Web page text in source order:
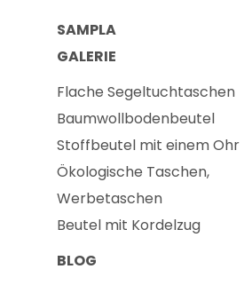
GALERIE
Flache Segeltuchtaschen
Baumwollbodenbeutel
Stoffbeutel mit einem Ohr
Ökologische Taschen,
Werbetaschen
Beutel mit Kordelzug
BLOG
SAMPLA